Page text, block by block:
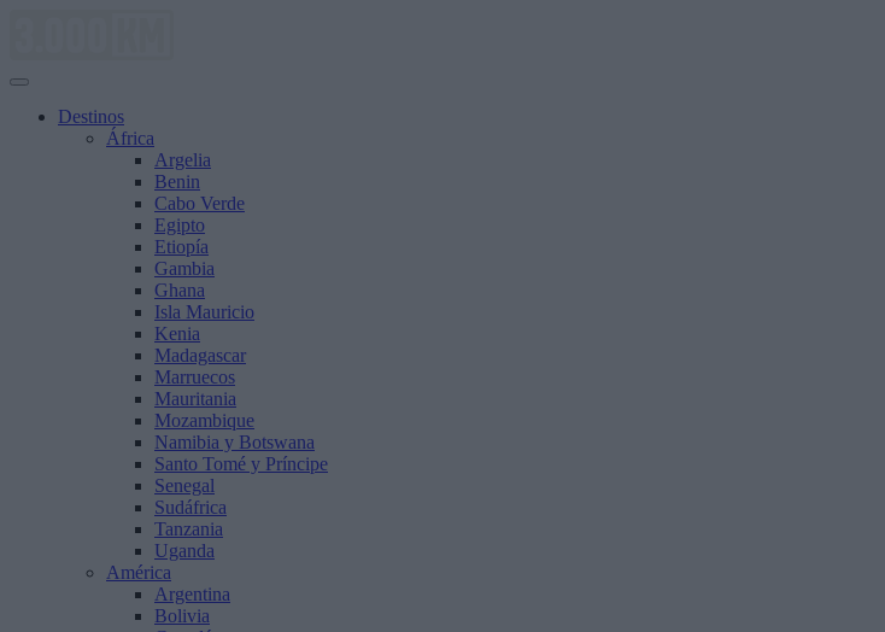
Destinos
África
Argelia
Benin
Cabo Verde
Egipto
Etiopía
Gambia
Ghana
Isla Mauricio
Kenia
Madagascar
Marruecos
Mauritania
Mozambique
Namibia y Botswana
Santo Tomé y Príncipe
Senegal
Sudáfrica
Tanzania
Uganda
América
Argentina
Bolivia